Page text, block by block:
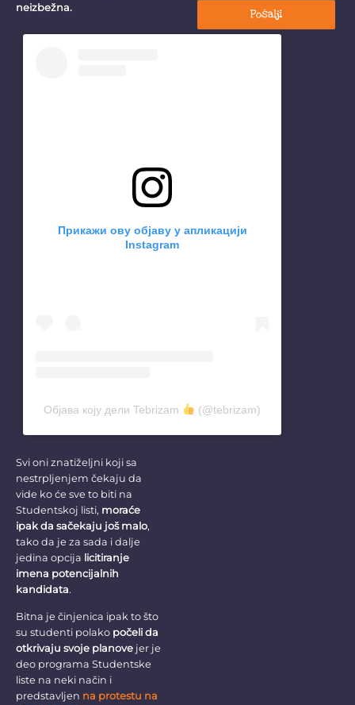
neizbežna.
Прикажи ову објаву у апликацији
Instagram
Објава коју дели Tebrizam (@tebrizam)
Svi oni znatiželjni koji sa
nestrpljenjem čekaju da
vide ko će sve to biti na
Studentskoj listi, moraće
ipak da sačekaju još malo,
tako da je za sada i dalje
jedina opcija licitiranje
imena potencijalnih
kandidata.
Bitna je činjenica ipak to što
su studenti polako počeli da
otkrivaju svoje planove jer je
deo programa Studentske
liste na neki način i
predstavljen na protestu na
Pošalji